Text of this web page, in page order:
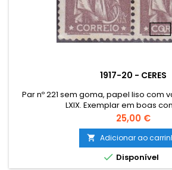
1917-20 - CERES
Par nº 221 sem goma, papel liso com
LXIX. Exemplar em boas
Preço
25,00 €
 Adicionar ao
 Disponível